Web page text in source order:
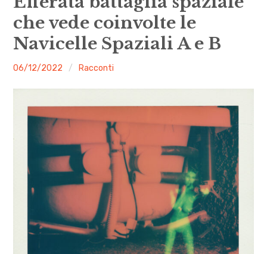
Numeri
Call
Contatti
Archivio
che vede coinvolte le
Navicelle Spaziali A e B
malgrado
06/12/2022 Racconti